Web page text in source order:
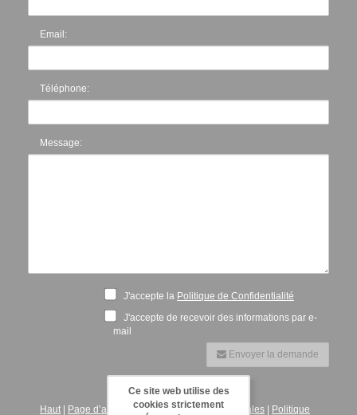
Email:
Téléphone:
Message:
J'accepte la Politique de Confidentialité
J'accepte de recevoir des informations par e-
mail
Envoyer la demande
Haut Page d’accueil |Contactez|Mentions légales Politique
Ce site web utilise des
cookies strictement